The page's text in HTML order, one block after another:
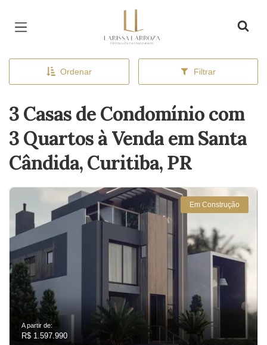
Ordenar Filtrar
3 Casas de Condomínio com
3 Quartos à Venda em Santa
Cândida, Curitiba, PR
Em Construção
A partir de:
R$ 1.597.990